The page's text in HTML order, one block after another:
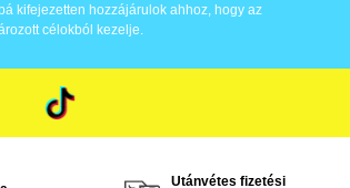
kifejezetten hozzájárulok ahhoz, hogy az
célokból kezelje.
Utánvétes fizetési